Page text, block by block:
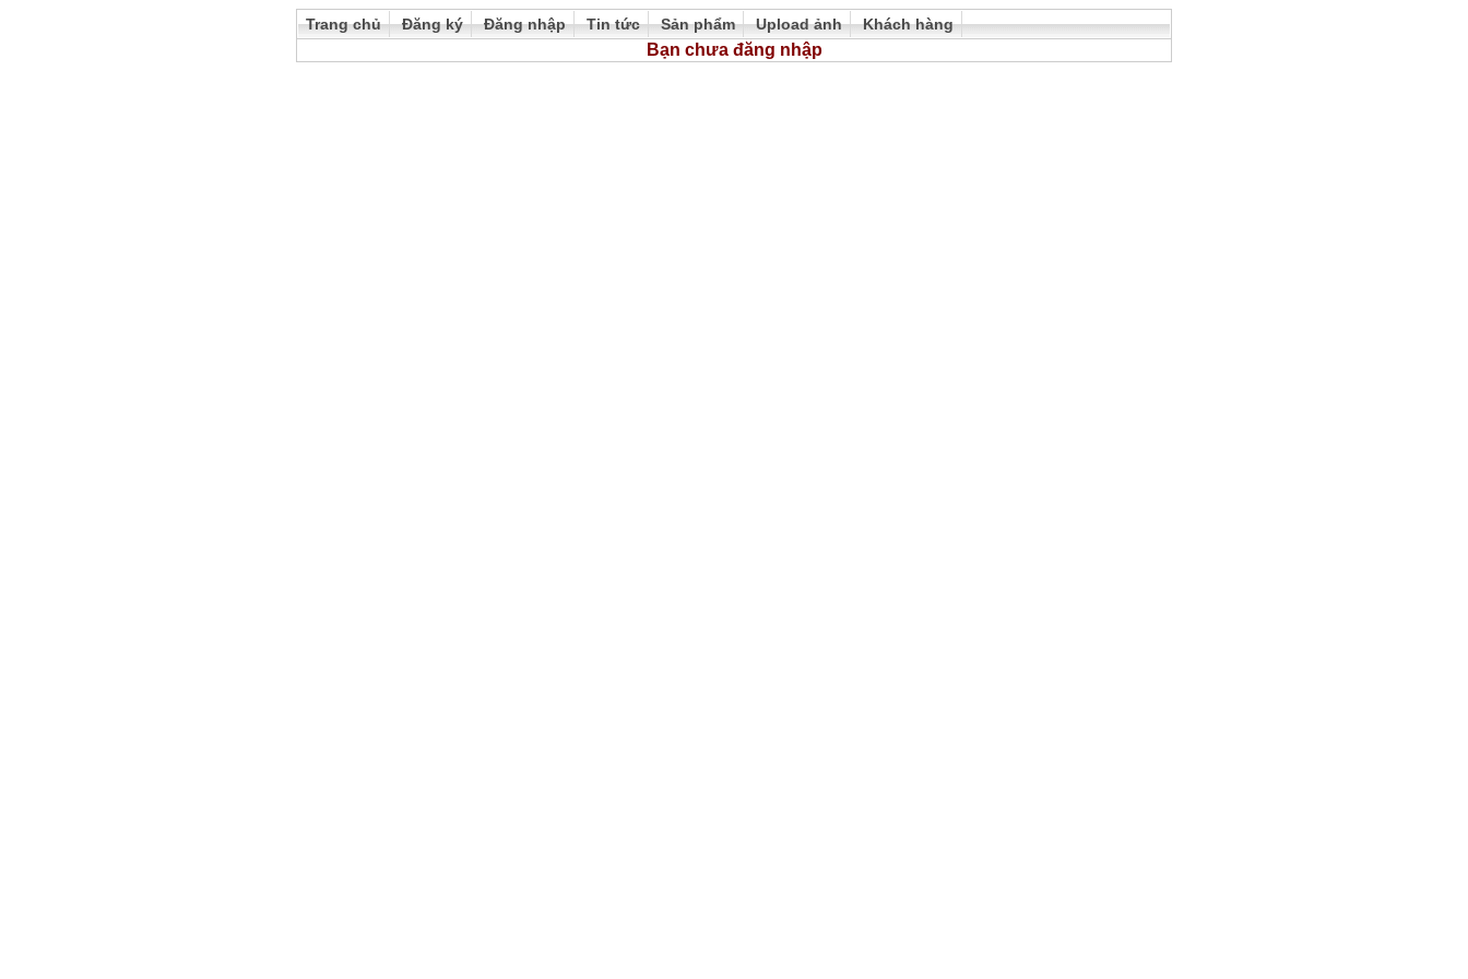
Trang chủ Đăng ký Đăng nhập Tin tức Sản phẩm Upload ảnh Khách hàng
Bạn chưa đăng nhập